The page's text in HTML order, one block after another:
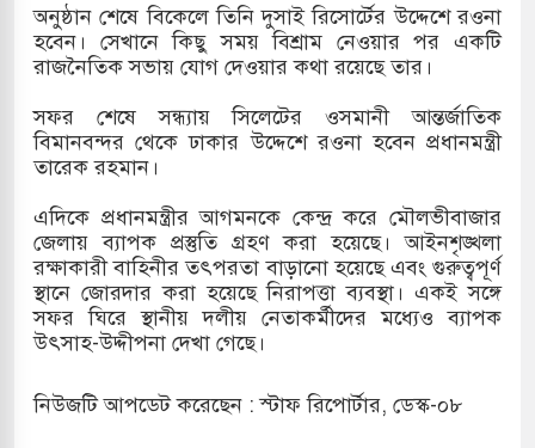
পাহাড়ি ঢলে ফুঁসে উঠেছে তিস্তা
অনুষ্ঠান শেষে বিকেলে তিনি দুসাই রিসোর্টের উদ্দেশে রওনা
হবেন। সেখানে কিছু সময় বিশ্রাম নেওয়ার পর একটি
রাজনৈতিক সভায় যোগ দেওয়ার কথা রয়েছে তার।
সফর শেষে সন্ধ্যায় সিলেটের ওসমানী আন্তর্জাতিক
বিমানবন্দর থেকে ঢাকার উদ্দেশে রওনা হবেন প্রধানমন্ত্রী
তারেক রহমান।
এদিকে প্রধানমন্ত্রীর আগমনকে কেন্দ্র করে মৌলভীবাজার
জেলায় ব্যাপক প্রস্তুতি গ্রহণ করা হয়েছে। আইনশৃঙ্খলা
রক্ষাকারী বাহিনীর তৎপরতা বাড়ানো হয়েছে এবং গুরুত্বপূর্ণ
স্থানে জোরদার করা হয়েছে নিরাপত্তা ব্যবস্থা। একই সঙ্গে
সফর ঘিরে স্থানীয় দলীয় নেতাকর্মীদের মধ্যেও ব্যাপক
উৎসাহ-উদ্দীপনা দেখা গেছে।
নিউজটি আপডেট করেছেন : স্টাফ রিপোর্টার, ডেস্ক-০৮